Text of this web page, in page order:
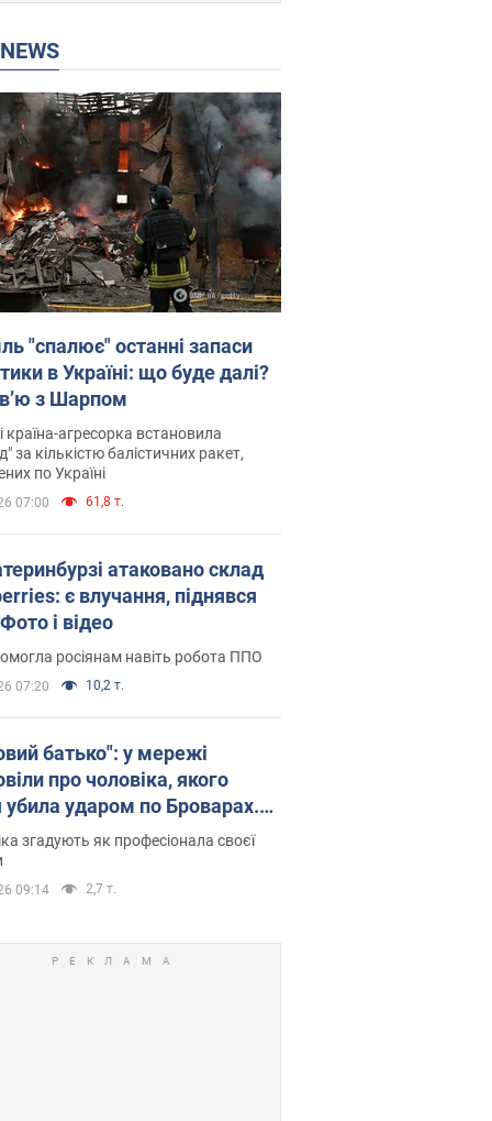
NEWS
"спалює" останні запаси
в Україні: що буде далі?
з Шарпом
країна-агресорка встановила
за кількістю балістичних ракет,
по Україні
07:00 61,8 т.
атаковано склад
є влучання, піднявся
і відео
росіянам навіть робота ППО
07:20 10,2 т.
батько": у мережі
про чоловіка, якого
убила ударом по Броварах.
згадують як професіонала своєї
09:14 2,7 т.